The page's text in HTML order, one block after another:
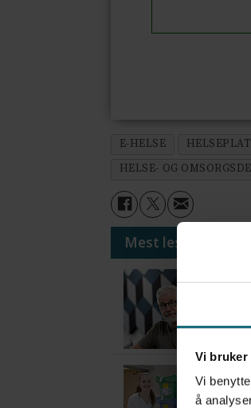
Vi
Vi
å
E-HELSE
HELSE- OG
Mest lest siste syv
3
3